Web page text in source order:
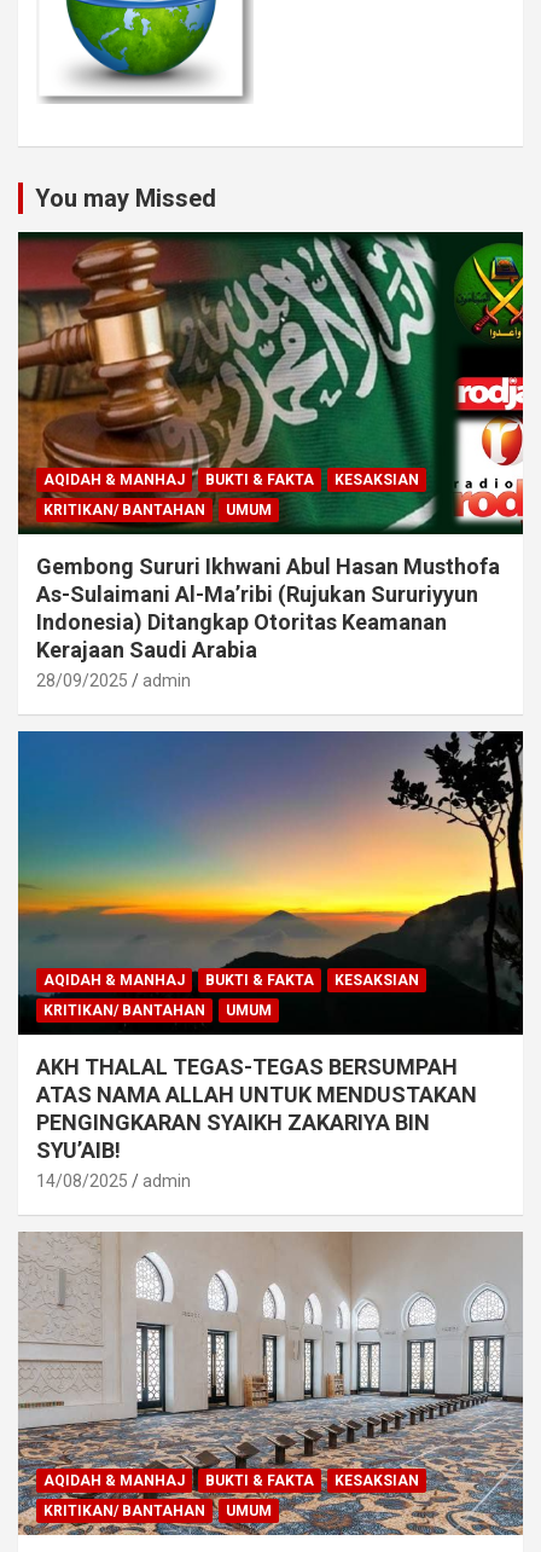
You may Missed
AQIDAH & MANHAJ BUKTI & FAKTA
KESAKSIAN
KRITIKAN/ BANTAHAN
UMUM
Gembong Sururi Ikhwani Abul Hasan Musthofa
As-Sulaimani Al-Ma’ribi (Rujukan Sururiyyun
Indonesia) Ditangkap Otoritas Keamanan
Kerajaan Saudi Arabia
28/09/2025 admin
AQIDAH & MANHAJ BUKTI & FAKTA
KESAKSIAN
KRITIKAN/ BANTAHAN
UMUM
AKH THALAL TEGAS-TEGAS BERSUMPAH
ATAS NAMA ALLAH UNTUK MENDUSTAKAN
PENGINGKARAN SYAIKH ZAKARIYA BIN
SYU’AIB!
14/08/2025 admin
AQIDAH & MANHAJ BUKTI & FAKTA
KESAKSIAN
KRITIKAN/ BANTAHAN
UMUM